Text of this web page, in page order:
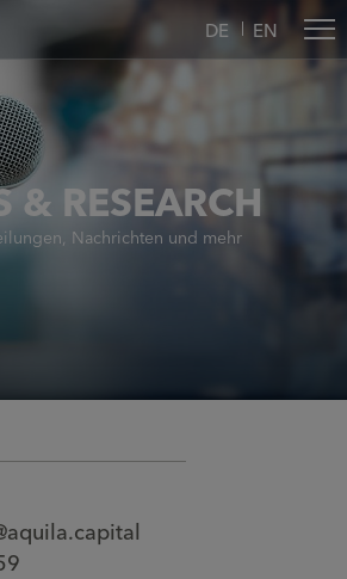
DE EN
& RESEARCH
Nachrichten und mehr